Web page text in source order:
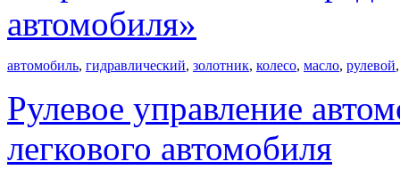
автомобиля»
автомобиль, гидравлический, золотник, колесо, масло, рулевой
Рулевое управление
легкового автомобиля